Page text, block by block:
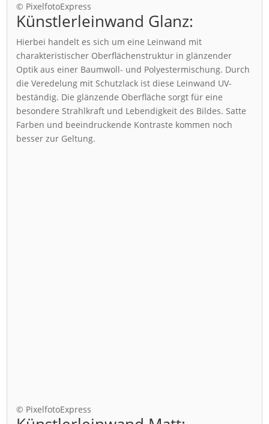
© PixelfotoExpress
Künstlerleinwand Glanz:
Hierbei handelt es sich um eine Leinwand mit
charakteristischer Oberflächenstruktur in glänzender
Optik aus einer Baumwoll- und Polyestermischung. Durch
die Veredelung mit Schutzlack ist diese Leinwand UV-
beständig. Die glänzende Oberfläche sorgt für eine
besondere Strahlkraft und Lebendigkeit des Bildes. Satte
Farben und beeindruckende Kontraste kommen noch
besser zur Geltung.
© PixelfotoExpress